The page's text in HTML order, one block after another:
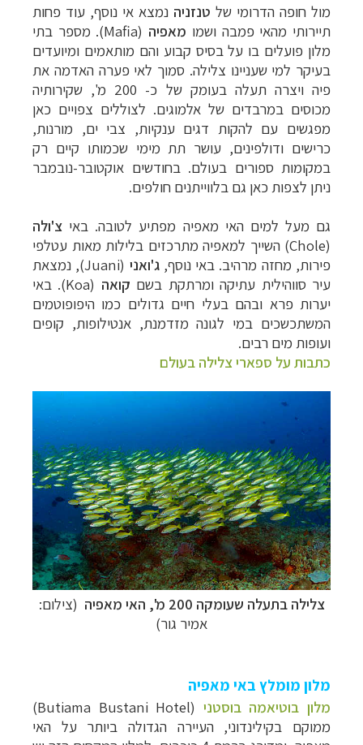
מול חופה הדרומי של טנזניה נמצא אי נוסף, עוד פחות
תיירותי מהאי פמבה ושמו מאפיה
(Mafia). מספר בתי
מלון פועלים בו על בסיס קבוע והם מותאמים ומיועדים
בעיקר למי שעניינו צלילה. סמוך לאי פערה האדמה את
פיה ויצרה תעלה בעומק של כ- 200 מ', שקירותיה
מכוסים במרבדים של אלמוגים. לצוללים צפויים כאן
מפגשים עם להקות דגים ענקיות, צבי ים, מורנות,
כרישים ודולפינים, עושר תת מימי שכמותו קיים רק
במקומות ספורים בעולם. בחודשים אוקטובר-נובמבר
ניתן לצפות כאן גם בלווייתנים חולפים.
גם מעל למים האי מאפיה מפתיע לטובה. באי צ'ולה
(
Chole) השייך למאפיה מתרכזים בלילות מאות עטלפי
פירות, מחזה מרהיב. באי נוסף,ג'ואני (
Juani), נמצאת
עיר סווהילית עתיקה ומרתקת בשם קואה (
Koa). באי
יערות פרא ובהם בעלי חיים גדולים כמו היפופוטמים
המשתכשכים במי לגונה מזדמנת, אנטילופות, קופים
ועופות מים רבים.
כתבות על ספארי צלילה בעולם
צלילה בתעלה שעומקה 200 מ', האי מאפיה
(צילום:
אמיר גור)
מלון מומלץ באי מאפיה
מלון בוטיאמה בוסטני
(Butiama Bustani Hotel)
ממוקם בקילינדוני, העיירה הגדולה ביותר על האי